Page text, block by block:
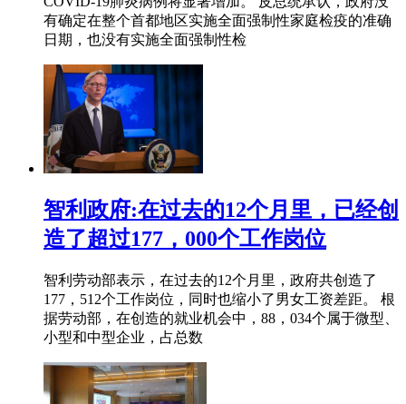
有确定在整个首都地区实施全面强制性家庭检疫的准确
日期，也没有实施全面强制性检
智利政府:在过去的12个月里，已经创
造了超过177，000个工作岗位
智利劳动部表示，在过去的12个月里，政府共创造了
177，512个工作岗位，同时也缩小了男女工资差距。 根
据劳动部，在创造的就业机会中，88，034个属于微型、
小型和中型企业，占总数